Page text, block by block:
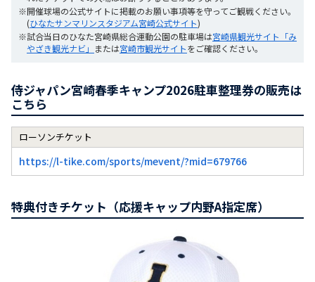
※開催球場の公式サイトに掲載のお願い事項等を守ってご観戦ください。
(ひなたサンマリンスタジアム宮崎公式サイト)
※試合当日のひなた宮崎県総合運動公園の駐車場は宮崎県観光サイト「み
やざき観光ナビ」 または宮崎市観光サイトをご確認ください。
侍ジャパン宮崎春季キャンプ2026駐車整理券の販売は
こちら
ローソンチケット
https://l-tike.com/sports/mevent/?mid=679766
特典付きチケット（応援キャップ内野A指定席）